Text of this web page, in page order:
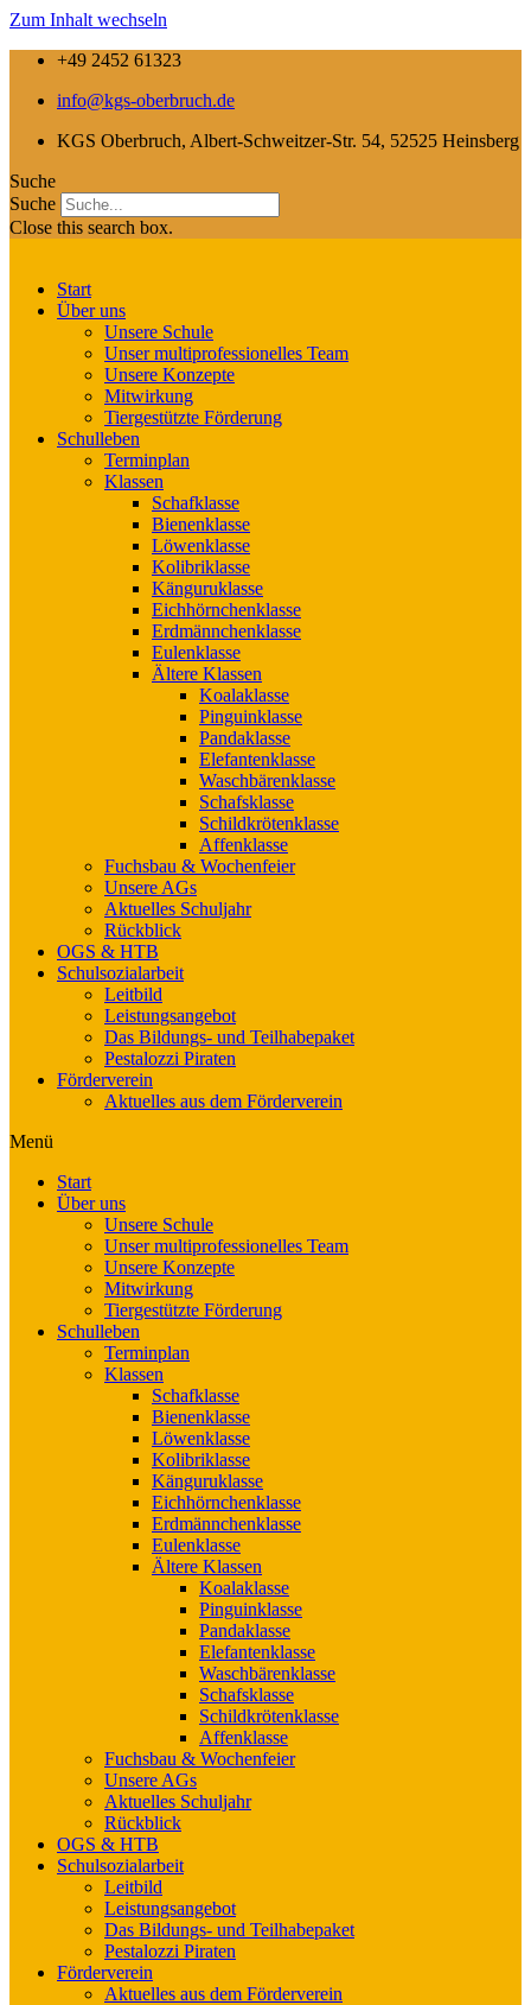
Zum Inhalt wechseln
+49 2452 61323
info@kgs-oberbruch.de
KGS Oberbruch, Albert-Schweitzer-Str. 54, 52525 Heinsberg
Suche
Suche
Close this search box.
Start
Über uns
Unsere Schule
Unser multiprofessionelles Team
Unsere Konzepte
Mitwirkung
Tiergestützte Förderung
Schulleben
Terminplan
Klassen
Schafklasse
Bienenklasse
Löwenklasse
Kolibriklasse
Känguruklasse
Eichhörnchenklasse
Erdmännchenklasse
Eulenklasse
Ältere Klassen
Koalaklasse
Pinguinklasse
Pandaklasse
Elefantenklasse
Waschbärenklasse
Schafsklasse
Schildkrötenklasse
Affenklasse
Fuchsbau & Wochenfeier
Unsere AGs
Aktuelles Schuljahr
Rückblick
OGS & HTB
Schulsozialarbeit
Leitbild
Leistungsangebot
Das Bildungs- und Teilhabepaket
Pestalozzi Piraten
Förderverein
Aktuelles aus dem Förderverein
Menü
Start
Über uns
Unsere Schule
Unser multiprofessionelles Team
Unsere Konzepte
Mitwirkung
Tiergestützte Förderung
Schulleben
Terminplan
Klassen
Schafklasse
Bienenklasse
Löwenklasse
Kolibriklasse
Känguruklasse
Eichhörnchenklasse
Erdmännchenklasse
Eulenklasse
Ältere Klassen
Koalaklasse
Pinguinklasse
Pandaklasse
Elefantenklasse
Waschbärenklasse
Schafsklasse
Schildkrötenklasse
Affenklasse
Fuchsbau & Wochenfeier
Unsere AGs
Aktuelles Schuljahr
Rückblick
OGS & HTB
Schulsozialarbeit
Leitbild
Leistungsangebot
Das Bildungs- und Teilhabepaket
Pestalozzi Piraten
Förderverein
Aktuelles aus dem Förderverein